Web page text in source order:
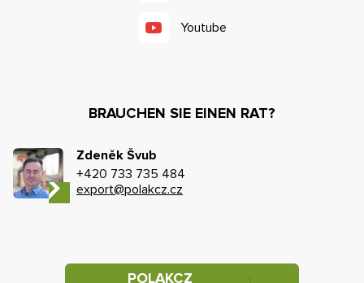
Youtube
BRAUCHEN SIE EINEN RAT?
Zdeněk Švub
+420 733 735 484
export@polakcz.cz
POLAKCZ